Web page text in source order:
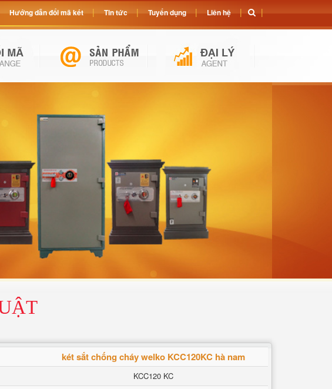
két sắt chống cháy welko KCC120KC hà nam
KCC120 KC
Hướng dẫn đổi mã két Tin tức Tuyển dụng Liên hệ